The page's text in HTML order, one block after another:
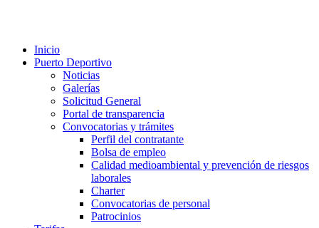
Inicio
Puerto Deportivo
Noticias
Galerías
Solicitud General
Portal de transparencia
Convocatorias y trámites
Perfil del contratante
Bolsa de empleo
Calidad medioambiental y prevención de riesgos
laborales
Charter
Convocatorias de personal
Patrocinios